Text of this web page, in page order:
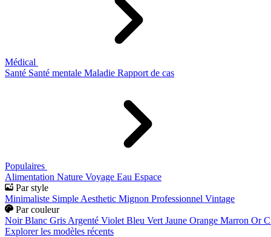
Médical
Santé Santé mentale Maladie Rapport de cas
Populaires
Alimentation Nature Voyage Eau Espace
Par style
Minimaliste Simple Aesthetic Mignon Professionnel Vintage
Par couleur
Noir Blanc Gris Argenté Violet Bleu Vert Jaune Orange Marron Or
Explorer les modèles récents